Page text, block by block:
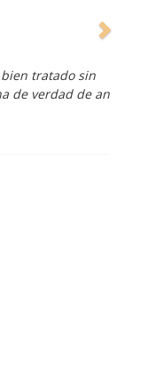
sin
de antaño